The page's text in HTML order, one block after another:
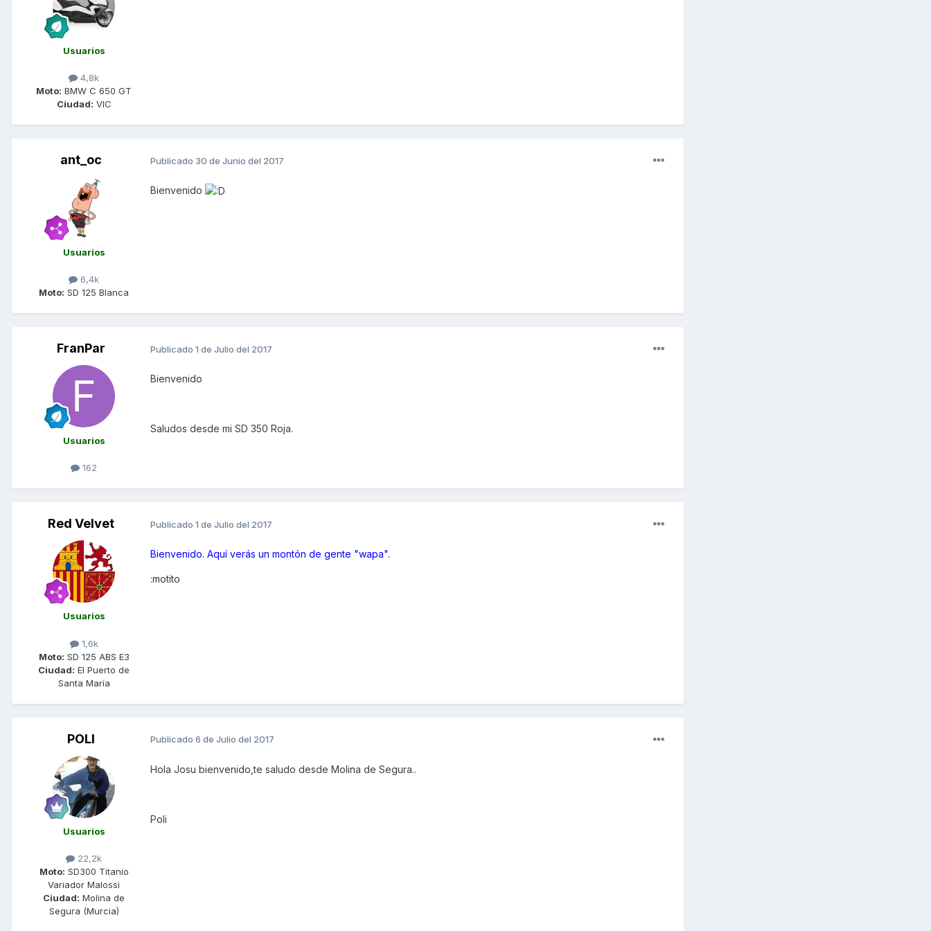
Usuarios
4,8k
Moto: BMW C 650 GT
Ciudad: VIC
ant_oc
Usuarios
6,4k
Moto: SD 125 Blanca
Publicado 30 de Junio del 2017
Bienvenido
FranPar
Usuarios
162
Publicado 1 de Julio del 2017
Bienvenido
Saludos desde mi SD 350 Roja.
Red Velvet
Usuarios
1,6k
Moto: SD 125 ABS E3
Ciudad: El Puerto de
Santa María
Publicado 1 de Julio del 2017
Bienvenido. Aquí verás un montón de gente "wapa".
:motito
POLI
Usuarios
22,2k
Moto: SD300 Titanio
Variador Malossi
Ciudad: Molina de
Segura (Murcia)
Publicado 6 de Julio del 2017
Hola Josu bienvenido,te saludo desde Molina de Segura..
Poli